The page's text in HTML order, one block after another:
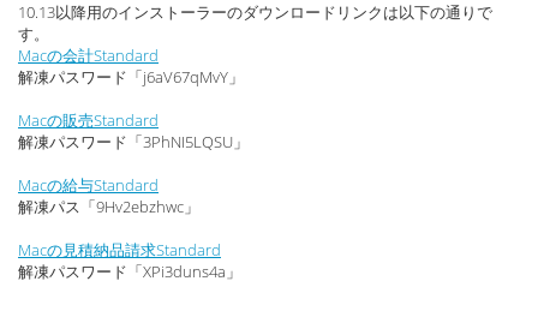
10.13以降用のインストーラーのダウンロードリンクは以下の通りで
す。
Macの会計Standard
解凍パスワード「j6aV67qMvY」
Macの販売Standard
解凍パスワード「3PhNI5LQSU」
Macの給与Standard
解凍パス「9Hv2ebzhwc」
Macの見積納品請求Standard
解凍パスワード「XPi3duns4a」